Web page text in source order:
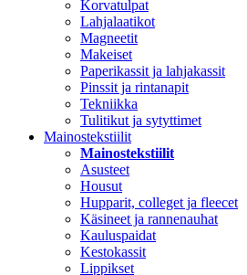
Korvatulpat
Lahjalaatikot
Magneetit
Makeiset
Paperikassit ja lahjakassit
Pinssit ja rintanapit
Tekniikka
Tulitikut ja sytyttimet
Mainostekstiilit
Mainostekstiilit
Asusteet
Housut
Hupparit, colleget ja fleecet
Käsineet ja rannenauhat
Kauluspaidat
Kestokassit
Lippikset